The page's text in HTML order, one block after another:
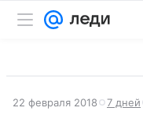
22 февраля 2018 7 дней